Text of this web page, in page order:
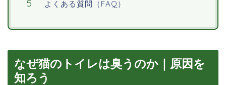
よくある質問（FAQ）
なぜ猫のトイレは臭うのか｜原因を
知ろう